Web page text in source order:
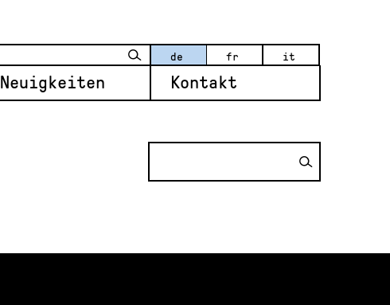
Neuigkeiten Kontakt
de it
fr